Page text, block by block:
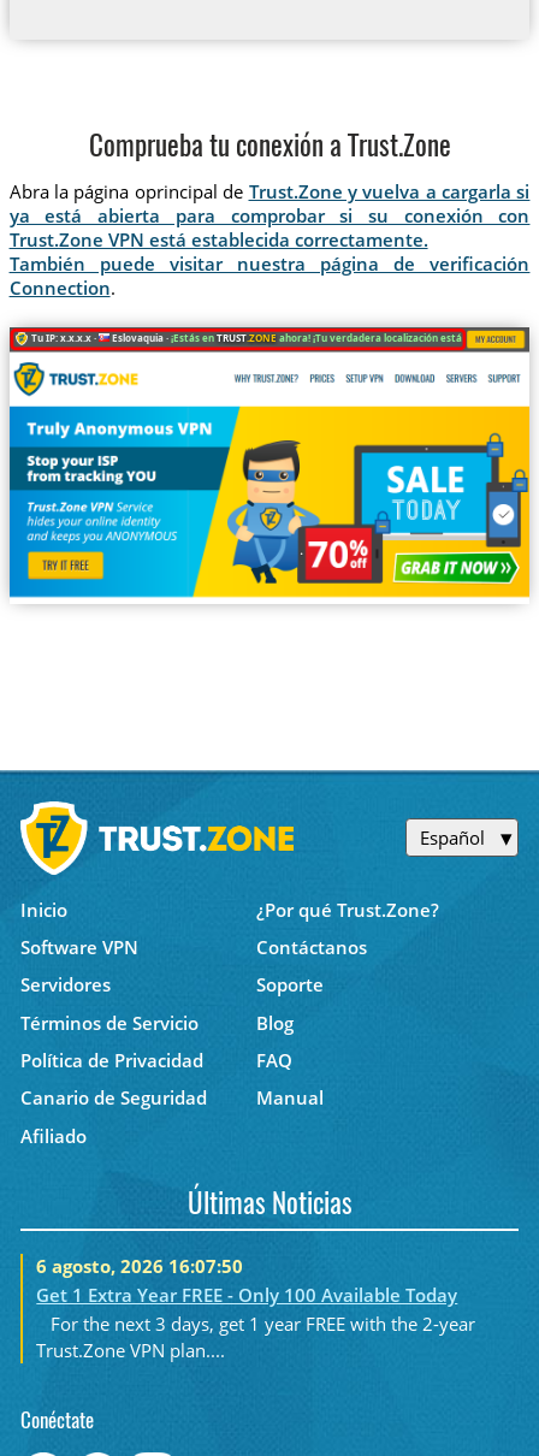
Comprueba tu conexión a Trust.Zone
Abra la página oprincipal de Trust.Zone y vuelva a cargarla si
ya está abierta para comprobar si su conexión con
Trust.Zone VPN está establecida correctamente.
También puede visitar nuestra página de verificación
Connection.
Tu IP: x.x.x.x · Eslovaquia ·¡Estás enTRUST.ZONE ahora! ¡Tu verdadera localización está oculta!
Español
Inicio
¿Por qué Trust.Zone?
Software VPN
Contáctanos
Servidores
Soporte
Términos de Servicio
Blog
Política de Privacidad
FAQ
Canario de Seguridad
Manual
Afiliado
Últimas Noticias
6 agosto, 2026 16:07:50
Get 1 Extra Year FREE - Only 100 Available Today
For the next 3 days, get 1 year FREE with the 2-year
Trust.Zone VPN plan....
Conéctate